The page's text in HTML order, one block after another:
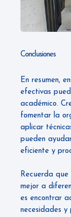
Conclusiones
En resumen,
efectivas
académico.
fomentar la
aplicar
pueden
eficiente y
Recuerda
mejor a
es encontrar
necesidades y